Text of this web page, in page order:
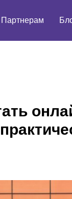
Партнерам